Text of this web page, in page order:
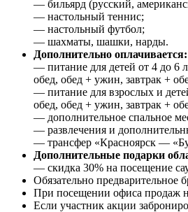
— бильярд (русский,
— настольный теннис;
— настольный футбол;
— шахматы, шашки, нарды.
Дополнительно оплачивается:
— питание для детей от 4 до 6
обед, обед + ужин, завтрак +
— питание для взрослых и
обед, обед + ужин, завтрак +
— дополнительное спальное
— развлечения и
— трансфер «Красноярск —
Дополнительные подарки
— скидка 30% на посещение
Обязательно
При посещении офиса продаж
Если участник акции